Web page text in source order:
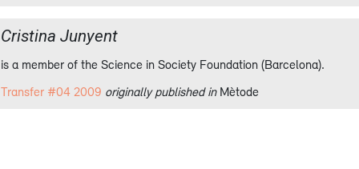
Cristina Junyent
is a member of the Science in Society Foundation (Barcelona).
Transfer #04 2009 originally published in Mètode